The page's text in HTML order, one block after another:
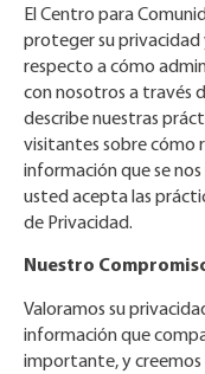
El Centro para
proteger su privacidad
respecto a cómo
con nosotros a través
describe nuestras
visitantes sobre cómo
información que se
usted acepta las
de Privacidad.
Nuestro
Valoramos su
información que
importante, y creemos